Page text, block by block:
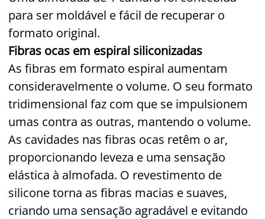
para ser moldável e fácil de recuperar o
formato original.
Fibras ocas em espiral siliconizadas
As fibras em formato espiral aumentam
consideravelmente o volume. O seu formato
tridimensional faz com que se impulsionem
umas contra as outras, mantendo o volume.
As cavidades nas fibras ocas retêm o ar,
proporcionando leveza e uma sensação
elástica à almofada. O revestimento de
silicone torna as fibras macias e suaves,
criando uma sensação agradável e evitando